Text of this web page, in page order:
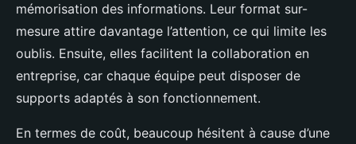
mémorisation des informations. Leur format sur-
mesure attire davantage l’attention, ce qui limite les
oublis. Ensuite, elles facilitent la collaboration en
entreprise, car chaque équipe peut disposer de
supports adaptés à son fonctionnement.
En termes de coût, beaucoup hésitent à cause d’une